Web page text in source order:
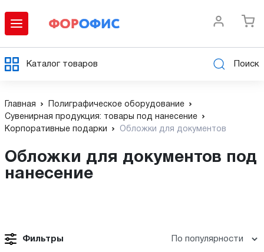
Каталог товаров Поиск
Главная
Полиграфическое оборудование
Сувенирная продукция: товары под нанесение
Корпоративные подарки
Обложки для документов
Обложки для документов под
нанесение
Фильтры